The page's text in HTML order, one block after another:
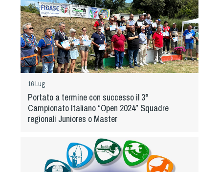
16 Lug
Portato a termine con successo il 3°
Campionato Italiano “Open 2024” Squadre
regionali Juniores o Master
Dog Balance
Dog Trail
Dog Triathlon
Hoopers
Mantrailing
Obedience
Rally Obedience
Ricerca Tartufo
Sheepdog